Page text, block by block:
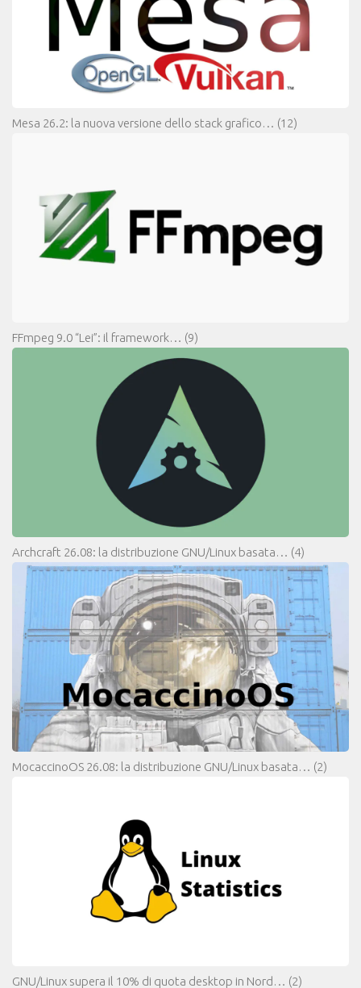
Mesa 26.2: la nuova versione dello stack grafico… (12)
FFmpeg 9.0 “Lei”: il framework… (9)
Archcraft 26.08: la distribuzione GNU/Linux basata… (4)
MocaccinoOS 26.08: la distribuzione GNU/Linux basata… (2)
GNU/Linux supera il 10% di quota desktop in Nord… (2)